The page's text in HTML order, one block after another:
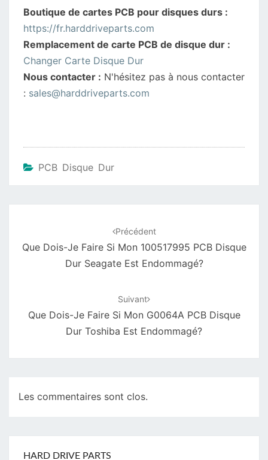
Boutique de cartes PCB pour disques durs :
https://fr.harddriveparts.com
Remplacement de carte PCB de disque dur :
Changer Carte Disque Dur
Nous contacter : N'hésitez pas à nous contacter
: sales@harddriveparts.com
PCB Disque Dur
Précédent
Que Dois-Je Faire Si Mon 100517995 PCB Disque
Dur Seagate Est Endommagé?
Suivant
Que Dois-Je Faire Si Mon G0064A PCB Disque
Dur Toshiba Est Endommagé?
Les commentaires sont clos.
HARD DRIVE PARTS